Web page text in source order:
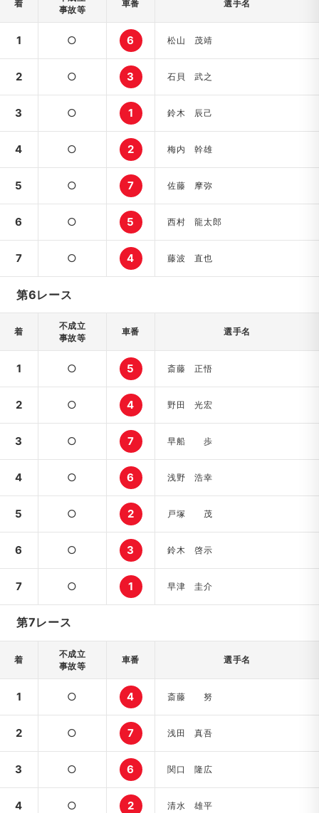
着
事故等
車番 選手名
1 ○ 6 松山 茂靖
2 ○ 3 石貝 武之
3 ○ 1 鈴木 辰己
4 ○ 2 梅内 幹雄
5 ○ 7 佐藤 摩弥
6 ○ 5 西村 龍太郎
7 ○ 4 藤波 直也
第6レース
着
不成立
事故等
車番 選手名
1 ○ 5 斎藤 正悟
2 ○ 4 野田 光宏
3 ○ 7 早船 歩
4 ○ 6 浅野 浩幸
5 ○ 2 戸塚 茂
6 ○ 3 鈴木 啓示
7 ○ 1 早津 圭介
第7レース
着
不成立
事故等
車番 選手名
1 ○ 4 斎藤 努
2 ○ 7 浅田 真吾
3 ○ 6 関口 隆広
4 ○ 2 清水 雄平